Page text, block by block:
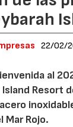
22/02/
al
Island Resort
Mar Rojo.